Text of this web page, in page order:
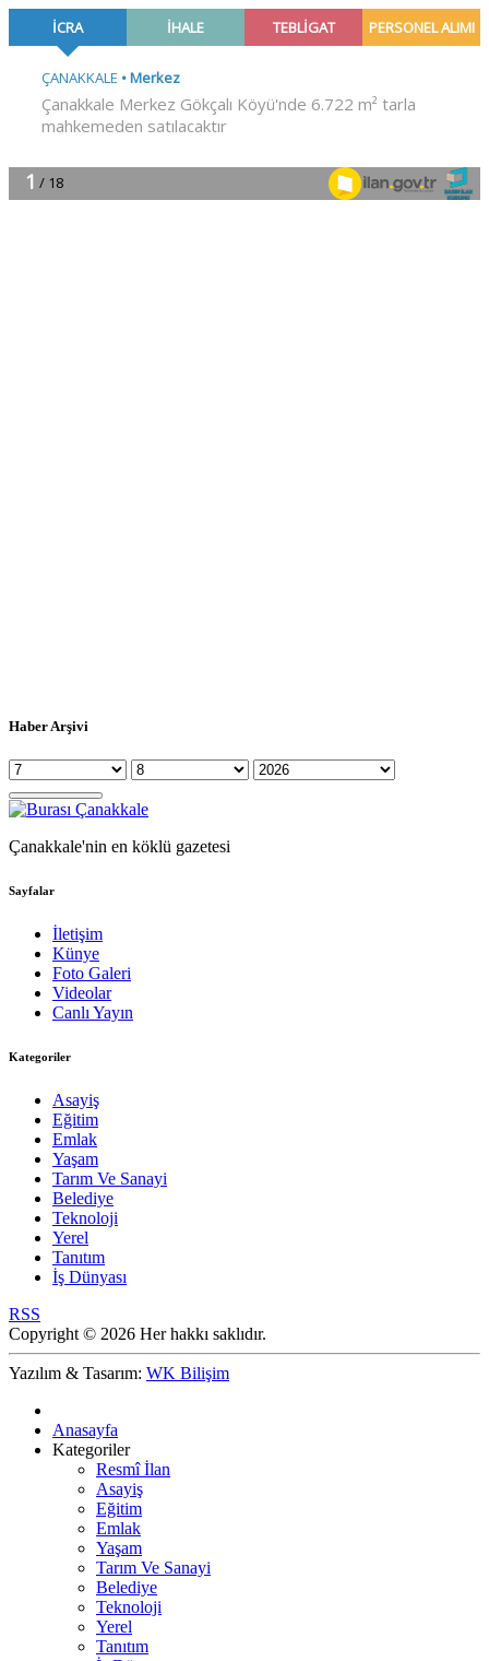
Haber Arşivi
Çanakkale'nin en köklü gazetesi
Sayfalar
İletişim
Künye
Foto Galeri
Videolar
Canlı Yayın
Kategoriler
Asayiş
Eğitim
Emlak
Yaşam
Tarım Ve Sanayi
Belediye
Teknoloji
Yerel
Tanıtım
İş Dünyası
RSS
Copyright © 2026 Her hakkı saklıdır.
Yazılım & Tasarım: WK Bilişim
Anasayfa
Kategoriler
Resmî İlan
Asayiş
Eğitim
Emlak
Yaşam
Tarım Ve Sanayi
Belediye
Teknoloji
Yerel
Tanıtım